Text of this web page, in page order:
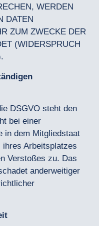
WERDEN
DATEN
ZUM ZWECKE DER
(WIDERSPRUCH
DSGVO steht den
bei einer
in dem Mitgliedstaat
ihres Arbeitsplatzes
Verstoßes zu. Das
anderweitiger